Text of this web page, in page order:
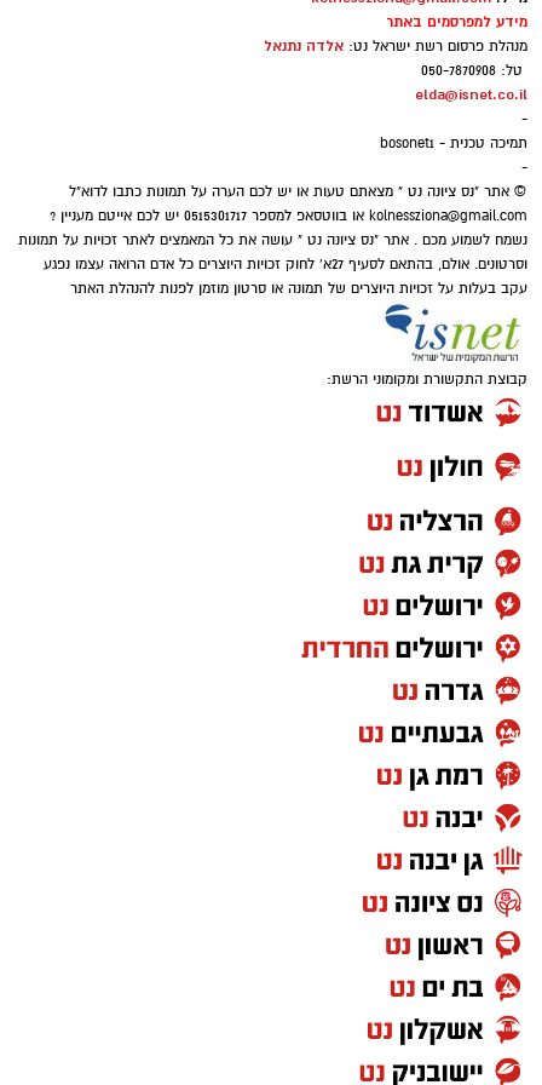
מידע למפרסמים באתר
מנהלת פרסום רשת ישראל נט: אלדה נתנאל
טל: 050-7870908
elda@isnet.co.il
-
תמיכה טכנית - bosonet1
-
© אתר "נס ציונה נט " מצאתם טעות או יש לכם הערה על תמונות כתבו לדוא"ל
kolnessziona@gmail.com
או בווטסאפ למספר 0515301717 יש לכם אייטם מעניין ?
נשמח לשמוע מכם . אתר "נס ציונה נט " עושה את כל המאמצים לאתר זכויות על תמונות
וסרטונים. אולם, בהתאם לסעיף 27א' לחוק זכויות היוצרים כל אדם הרואה עצמו נפגע
עקב בעלות על זכויות היוצרים של תמונה או סרטון מוזמן לפנות להנהלת האתר
קבוצת התקשורת ומקומוני הרשת: